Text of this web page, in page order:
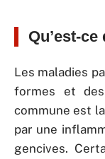
Qu’est-
Les maladies
formes et
commune est
par une
gencives.